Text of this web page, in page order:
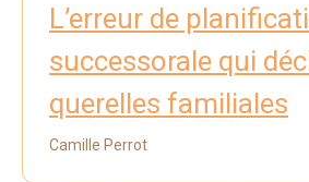
L’erreur de
successorale qui
querelles familiales
Camille Perrot